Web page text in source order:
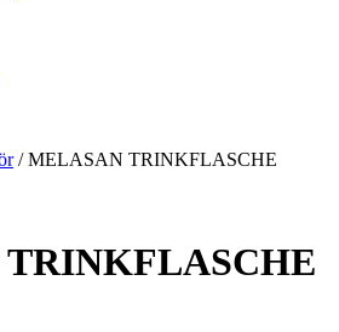
/ MELASAN TRINKFLASCHE